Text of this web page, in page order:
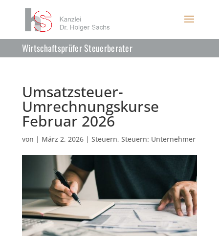
Wirtschaftsprüfer Steuerberater
Umsatzsteuer-
Umrechnungskurse
Februar 2026
von | März 2, 2026| Steuern, Steuern: Unternehmer